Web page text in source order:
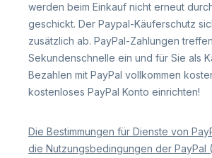
werden beim Einkauf nicht erneut
geschickt. Der Paypal-Käuferschutz
zusätzlich ab. PayPal-Zahlungen
Sekundenschnelle ein und für Sie als
Bezahlen mit PayPal vollkommen
kostenloses PayPal Konto einrichten!
Die Bestimmungen für Dienste von
die Nutzungsbedingungen der PayPal